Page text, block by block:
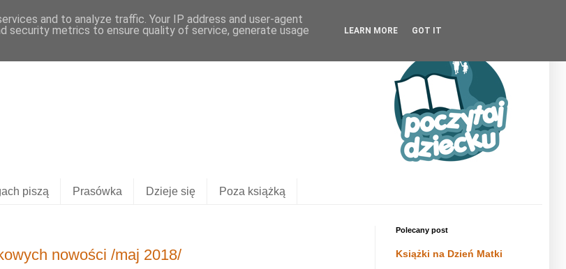
piszą Prasówka Dzieje się Poza książką
nowości /maj 2018/
Polecany post
Książki na Dzień Matki
and to analyze traffic. Your IP address and user-agent
security metrics to ensure quality of service, generate usage
LEARN MORE GOT IT